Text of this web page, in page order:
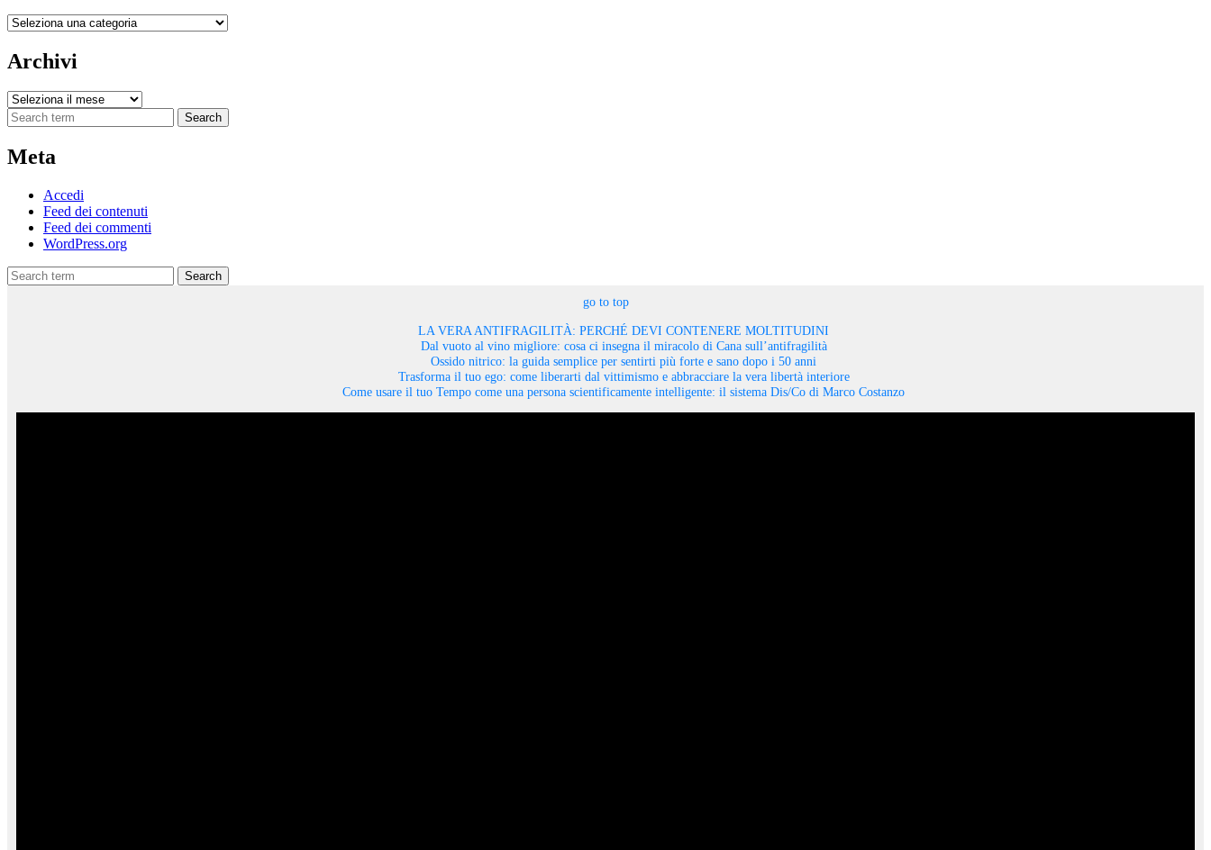
Categorie
Archivi
Archivi
Search
Meta
Accedi
Feed dei contenuti
Feed dei commenti
WordPress.org
Search
go to top
LA VERA ANTIFRAGILITÀ: PERCHÉ DEVI CONTENERE MOLTITUDINI
Dal vuoto al vino migliore: cosa ci insegna il miracolo di Cana sull’antifragilità
Ossido nitrico: la guida semplice per sentirti più forte e sano dopo i 50 anni
Trasforma il tuo ego: come liberarti dal vittimismo e abbracciare la vera libertà interiore
Come usare il tuo Tempo come una persona scientificamente intelligente: il sistema Dis/Co di Marco Costanzo